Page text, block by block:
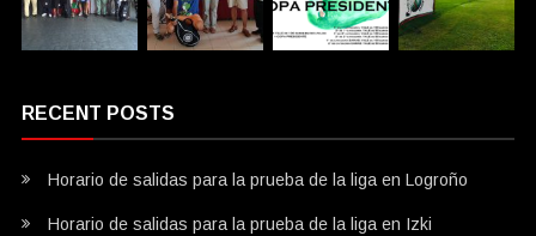
RECENT POSTS
Horario de salidas para la prueba de la liga en Logroño
Horario de salidas para la prueba de la liga en Izki